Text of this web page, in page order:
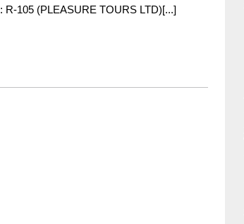
R-105 (PLEASURE TOURS LTD)[...]